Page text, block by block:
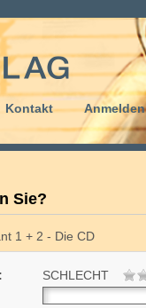
Kontakt Anmelden
Sie?
1 + 2 - Die CD
SCHLECHT